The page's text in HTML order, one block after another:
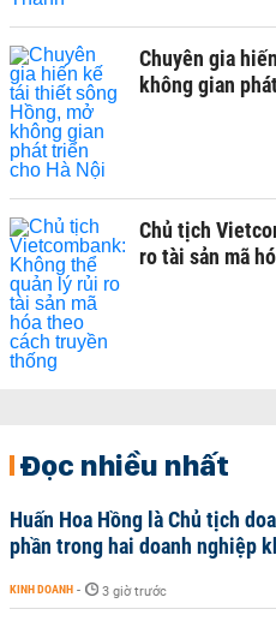
Chuyên gia
không gian
Chủ tịch
ro tài sản mã
Đọc nhiều nhất
Huấn Hoa Hồng là Chủ tịch
phần trong hai doanh nghiệp
KINH DOANH - 3 giờ trước